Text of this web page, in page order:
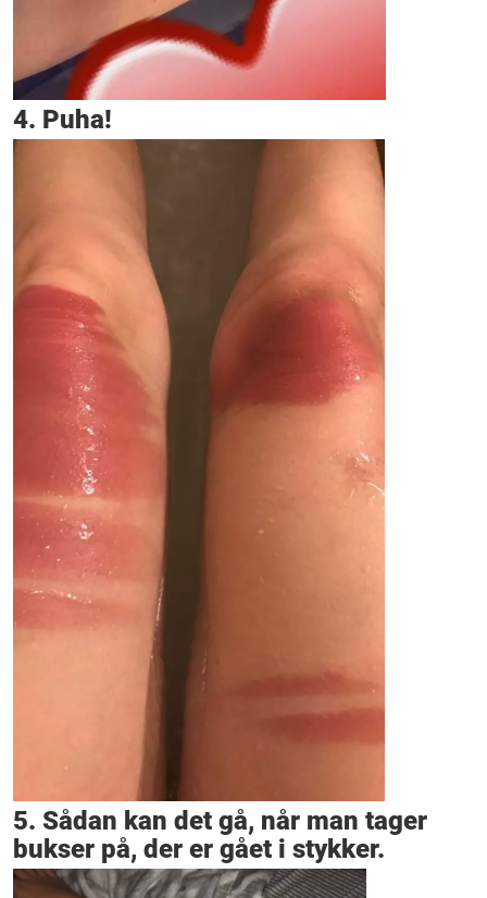
4. Puha!
5. Sådan kan det gå, når man tager
bukser på, der er gået i stykker.